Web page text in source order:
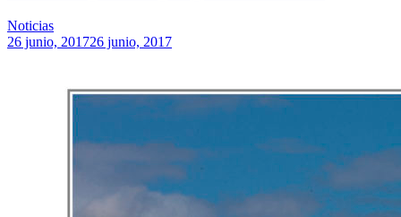
Noticias
26 junio, 201726 junio, 2017